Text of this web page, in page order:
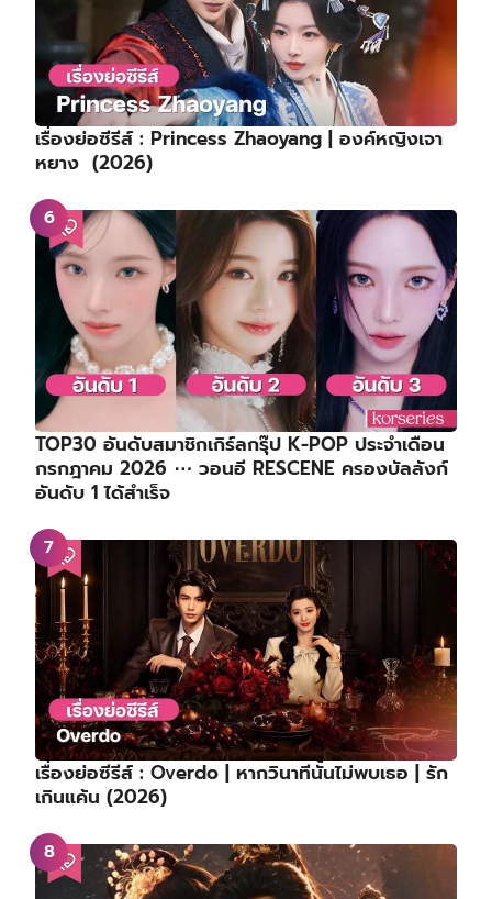
เรื่องย่อซีรีส์ : Princess Zhaoyang | องค์หญิงเจา
หยาง (2026)
TOP30 อันดับสมาชิกเกิร์ลกรุ๊ป K-POP ประจำเดือน
กรกฎาคม 2026 ⋯ วอนอี RESCENE ครองบัลลังก์
อันดับ 1 ได้สำเร็จ
เรื่องย่อซีรีส์ : Overdo | หากวินาทีนั้นไม่พบเธอ | รัก
เกินแค้น (2026)